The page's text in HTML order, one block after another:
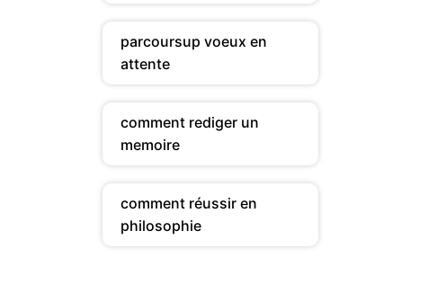
parcoursup voeux en
attente
comment rediger un
memoire
comment réussir en
philosophie